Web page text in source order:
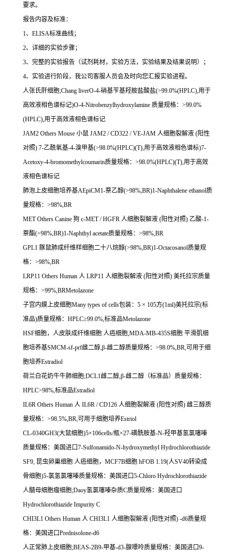
要求。
报告内容及标准：
1、ELISA标准曲线；
2、详细的实验步骤；
3、完整的实验报告（试剂耗材，实验方法，实验结果及结果说明）；
4、实验进行阶段，我公司客服人员会及时向您汇报实验进程。
人张氏肝细胞;Chang liverO-4-硝基苄基羟胺盐酸盐(>99.0%(HPLC),用于
高效液相色谱标记)O-4-Nitrobenzylhydroxylamine 质量规格：>99.0%
(HPLC),用于高效液相色谱标记
JAM2 Others Mouse 小鼠 JAM2 / CD322 / VE-JAM 人细胞裂解液 (阳性
对照) 7-乙酰氧基-4-溴甲基(>98.0%(HPLC)(T),用于高效液相色谱标)7-
Acetoxy-4-bromomethylcoumarin质量规格：>98.0%(HPLC)(T),用于高效
液相色谱标记
肺泡上皮细胞培养基AEpiCM1-萘乙醇(>98%,BR)1-Naphthalene ethanol质
量规格：>98%,BR
MET Others Canine 狗 c-MET / HGFR 人细胞裂解液 (阳性对照) 乙酸-1-
萘酯(>98%,BR)1-Naphthyl acetate质量规格：>98%,BR
GPL1 豚鼠肺成纤维样细胞二十八烷醇(>98%,BR)1-Octacosanol质量规
格：>98%,BR
LRP11 Others Human 人 LRP11 人细胞裂解液 (阳性对照) 美托拉宗质量
规格：>99%,BRMetolazone
子宫内膜上皮细胞Many types of cells包装：5 × 105方(1ml)美托拉宗(标
准品)质量规格：HPLC≥99.0%,标准品Metolazone
HSF细胞，人皮肤成纤维细胞 人癌细胞,MDA-MB-435S细胞 平滑肌细
胞培养基SMCM-sf-prf雌二醇,β-雌二醇质量规格：>98.0%,BR,可用于细
胞培养Estradiol
荷兰白花奶牛牛肺细胞;DCL1雌二醇,β-雌二醇（标准品）质量规格：
HPLC>98%,标准品Estradiol
IL6R Others Human 人 IL6R / CD126 人细胞裂解液 (阳性对照) 雌三醇质
量规格：>98.5%,BR,可用于细胞培养Estriol
CL-0340GH3(大鼠细胞)5×106cells/瓶×27-磺酰胺基-N-羟甲基氢氯噻嗪
质量规格：美国进口7-Sulfonamido-N-hydroxymethyl Hydrochlorothiazide
SF9, 昆虫卵巢细胞 人癌细胞，MCF7B细胞 hFOB 1.19(人SV40转染成
骨细胞)5-氯氢氯噻嗪质量规格：美国进口5-Chloro Hydrochlorothiazide
人髓母细胞瘤细胞;Daoy氢氯噻嗪杂质C质量规格：美国进口
Hydrochlorothiazide Impurity C
CHI3L1 Others Human 人 CHI3L1 人细胞裂解液 (阳性对照) -d6质量规
格：美国进口Prednisolone-d6
人正常肺上皮细胞;BEAS-2B9-甲基-d3-腺嘌呤质量规格：美国进口9-